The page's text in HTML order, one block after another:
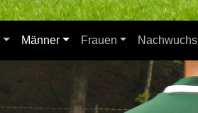
Männer Frauen Nachwuchs